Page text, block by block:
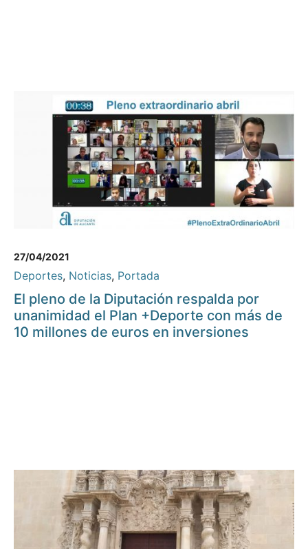
27/04/2021
Deportes, Noticias, Portada
El pleno de la Diputación respalda por
unanimidad el Plan +Deporte con más de
10 millones de euros en inversiones